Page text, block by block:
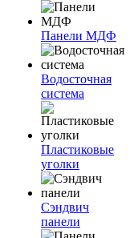
Панели МДФ
Водосточная
система
Пластиковые
уголки
Сэндвич
панели